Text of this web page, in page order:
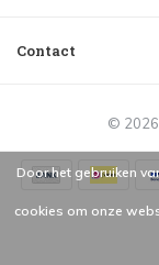
Contact
© 2026
Door het gebruiken
cookies om onze